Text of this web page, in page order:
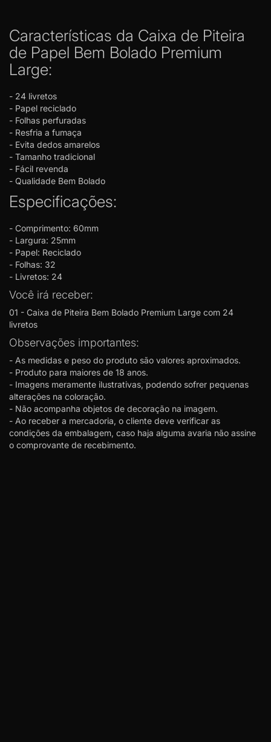
Características da Caixa de Piteira
de Papel Bem Bolado Premium
Large:
- 24 livretos
- Papel reciclado
- Folhas perfuradas
- Resfria a fumaça
- Evita dedos amarelos
- Tamanho tradicional
- Fácil revenda
- Qualidade Bem Bolado
Especificações:
- Comprimento: 60mm
- Largura: 25mm
- Papel: Reciclado
- Folhas: 32
- Livretos: 24
Você irá receber:
01 - Caixa de Piteira Bem Bolado Premium Large com 24
livretos
Observações importantes:
- As medidas e peso do produto são valores aproximados.
- Produto para maiores de 18 anos.
- Imagens meramente ilustrativas, podendo sofrer pequenas
alterações na coloração.
- Não acompanha objetos de decoração na imagem.
- Ao receber a mercadoria, o cliente deve verificar as
condições da embalagem, caso haja alguma avaria não assine
o comprovante de recebimento.